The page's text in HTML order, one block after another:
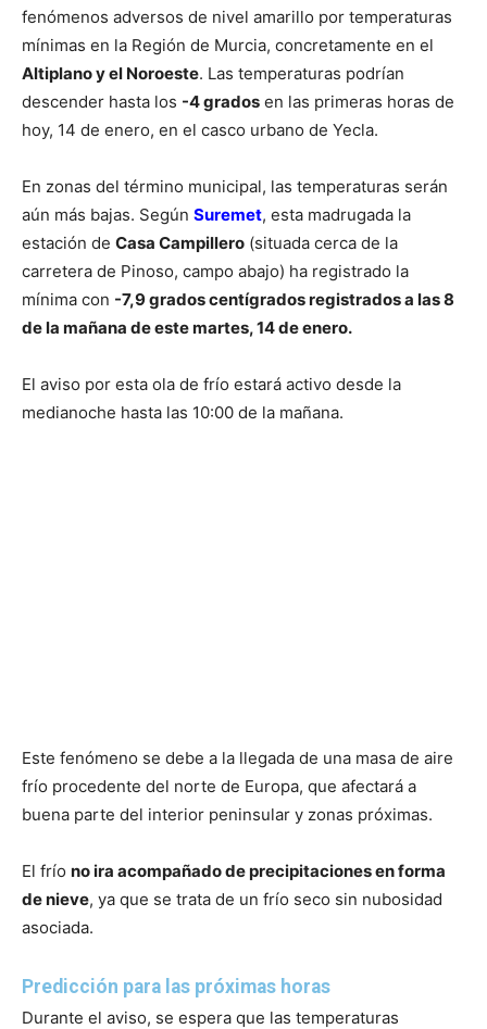
fenómenos adversos de nivel amarillo por temperaturas
mínimas en la Región de Murcia, concretamente en el
Altiplano y el Noroeste. Las temperaturas podrían
descender hasta los -4 grados en las primeras horas de
hoy, 14 de enero, en el casco urbano de Yecla.
En zonas del término municipal, las temperaturas serán
aún más bajas. Según Suremet, esta madrugada la
estación de Casa Campillero (situada cerca de la
carretera de Pinoso, campo abajo) ha registrado la
mínima con -7,9 grados centígrados registrados a las 8
de la mañana de este martes, 14 de enero.
El aviso por esta ola de frío estará activo desde la
medianoche hasta las 10:00 de la mañana.
Este fenómeno se debe a la llegada de una masa de aire
frío procedente del norte de Europa, que afectará a
buena parte del interior peninsular y zonas próximas.
El frío no ira acompañado de precipitaciones en forma
de nieve, ya que se trata de un frío seco sin nubosidad
asociada.
Predicción para las próximas horas
Durante el aviso, se espera que las temperaturas